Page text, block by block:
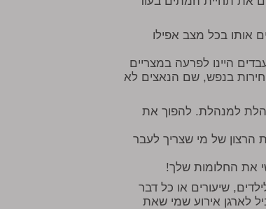
אותו בכל מצב אפילו
היינו לפרעה במצריים
חירות בנפש, שם הנאצים לא
למנהלת. להפוך את
הרצון של מי שצריך לעבר
את החלומות שלך!
שיעורים או כל דבר
לארגן אירוע שמי שאת